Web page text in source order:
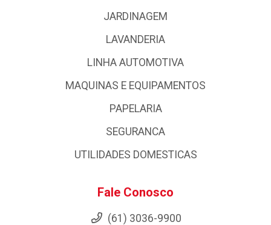
JARDINAGEM
LAVANDERIA
LINHA AUTOMOTIVA
MAQUINAS E EQUIPAMENTOS
PAPELARIA
SEGURANCA
UTILIDADES DOMESTICAS
Fale Conosco
(61) 3036-9900